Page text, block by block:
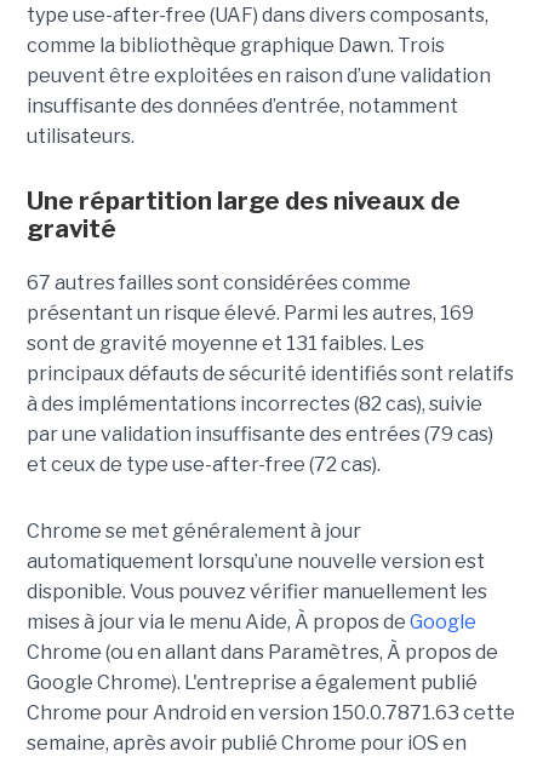
type use-after-free (UAF) dans divers composants,
comme la bibliothèque graphique Dawn. Trois
peuvent être exploitées en raison d’une validation
insuffisante des données d’entrée, notamment
utilisateurs.
Une répartition large des niveaux de
gravité
67 autres failles sont considérées comme
présentant un risque élevé. Parmi les autres, 169
sont de gravité moyenne et 131 faibles. Les
principaux défauts de sécurité identifiés sont relatifs
à des implémentations incorrectes (82 cas), suivie
par une validation insuffisante des entrées (79 cas)
et ceux de type use-after-free (72 cas).
Chrome se met généralement à jour
automatiquement lorsqu’une nouvelle version est
disponible. Vous pouvez vérifier manuellement les
mises à jour via le menu Aide, À propos de Google
Chrome (ou en allant dans Paramètres, À propos de
Google Chrome). L'entreprise a également publié
Chrome pour Android en version 150.0.7871.63 cette
semaine, après avoir publié Chrome pour iOS en